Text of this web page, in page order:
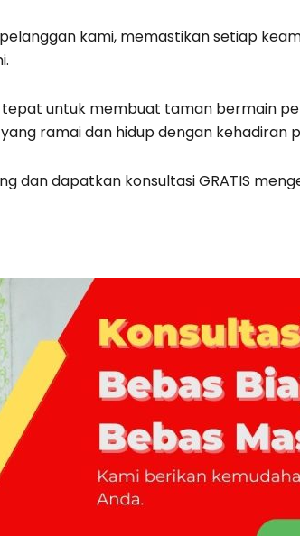
kami, memastikan setiap
untuk membuat taman bermain
ramai dan hidup dengan kehadiran
dan dapatkan konsultasi GRATIS